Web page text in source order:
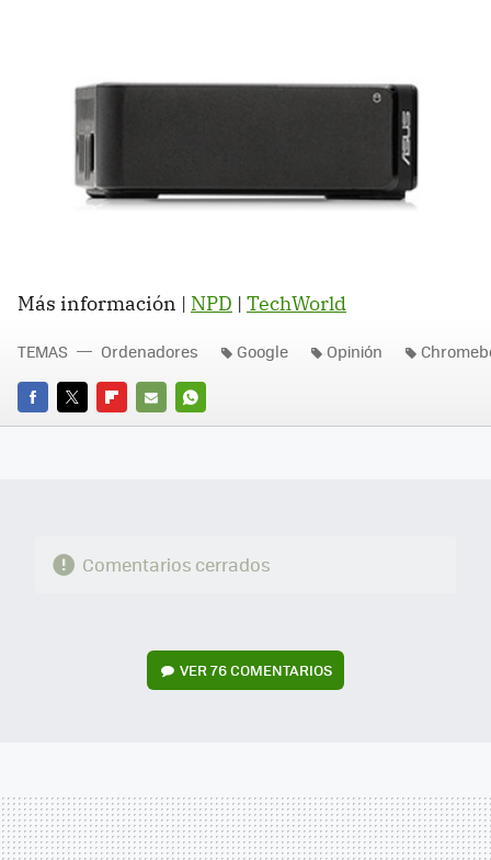
Más información | NPD | TechWorld
FACEBOOK
TWITTERFLIPBOARD
E-
WHATSAPP
TEMAS Ordenadores Google Opinión
Comentarios cerrados
VER76 COMENTARIOS